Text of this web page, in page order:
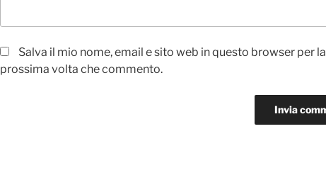
Salva il mio nome, email e sito web in questo browser per la
prossima volta che commento.